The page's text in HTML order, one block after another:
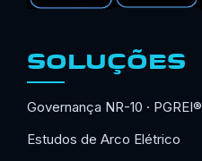
SOLUÇÕES
Governança NR-10 · PGREI®
Estudos de Arco Elétrico